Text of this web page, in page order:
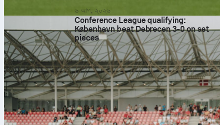
৬ আগ, ২০২৬
Conference League qualifying:
København beat Debrecen 3-0 on set
pieces